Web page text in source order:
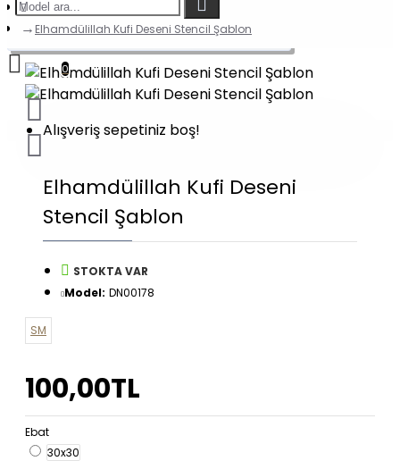
0
Alışveriş sepetiniz boş!
Elhamdülillah Kufi Deseni Stencil Şablon
Elhamdülillah Kufi Deseni
Stencil Şablon
STOKTA VAR
Model: DN00178
SM
100,00TL
Ebat
30x30